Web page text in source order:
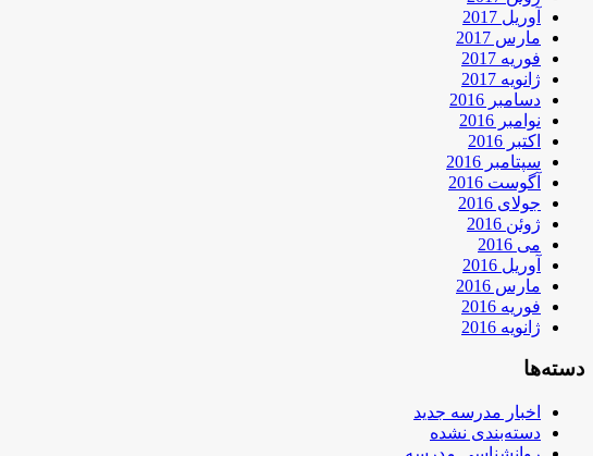
آوریل 2017
مارس 2017
فوریه 2017
ژانویه 2017
دسامبر 2016
نوامبر 2016
اکتبر 2016
سپتامبر 2016
آگوست 2016
جولای 2016
ژوئن 2016
می 2016
آوریل 2016
مارس 2016
فوریه 2016
ژانویه 2016
دسته‌ها
اخبار مدرسه جدید
دسته‌بندی نشده